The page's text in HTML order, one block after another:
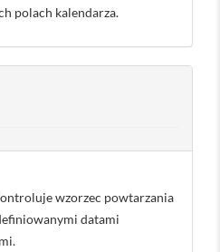
polach kalendarza.
wzorzec powtarzania
datami